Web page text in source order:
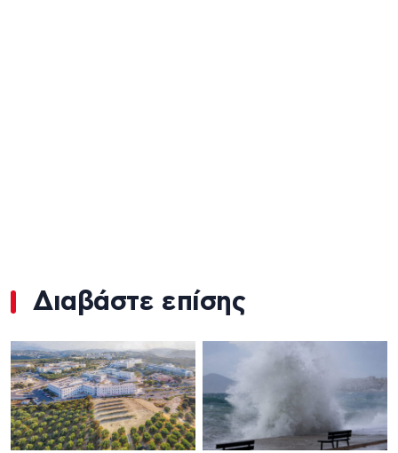
Διαβάστε επίσης